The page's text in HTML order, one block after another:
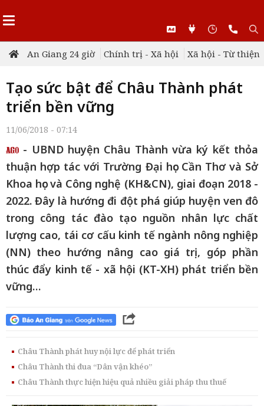
An Giang 24 giờ Chính trị - Xã hội Xã hội - Từ thiện
Tạo sức bật để Châu Thành phát
triển bền vững
11/06/2018 - 07:14
- UBND huyện Châu Thành vừa ký kết thỏa
thuận hợp tác với Trường Đại học Cần Thơ và Sở
Khoa học và Công nghệ (KH&CN), giai đoạn 2018 -
2022. Đây là hướng đi đột phá giúp huyện ven đô
trong công tác đào tạo nguồn nhân lực chất
lượng cao, tái cơ cấu kinh tế ngành nông nghiệp
(NN) theo hướng nâng cao giá trị, góp phần
thúc đẩy kinh tế - xã hội (KT-XH) phát triển bền
vững…
Châu Thành phát huy nội lực để phát triển
Châu Thành thi đua “Dân vận khéo”
Châu Thành thực hiện hiệu quả nhiều giải pháp thu thuế